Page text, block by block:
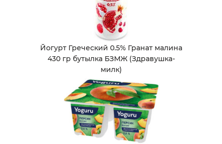
Йогурт Греческий 0.5% Гранат малина
430 гр бутылка БЗМЖ (Здравушка-
милк)